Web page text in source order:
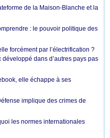
de la Maison-Blanche et la
: le pouvoir politique des
forcément par l’électrification ?
dans d’autres pays pas
elle échappe à ses
implique des crimes de
les normes internationales